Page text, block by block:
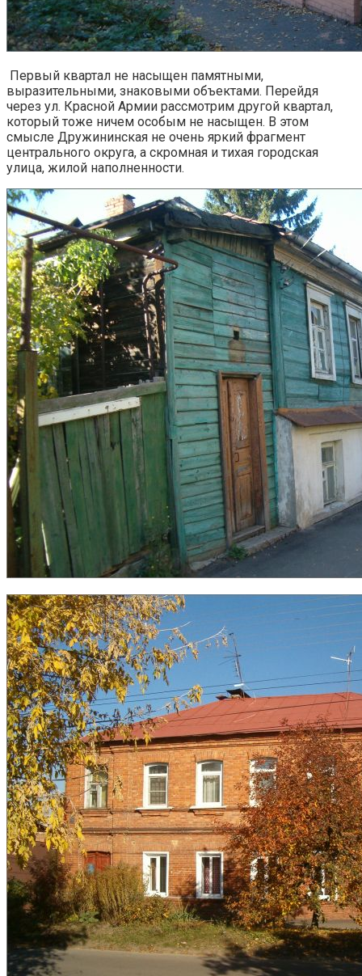
Первый квартал не насыщен памятными,
выразительными, знаковыми объектами. Перейдя
через ул. Красной Армии рассмотрим другой квартал,
который тоже ничем особым не насыщен. В этом
смысле Дружининская не очень яркий фрагмент
центрального округа, а скромная и тихая городская
улица, жилой наполненности.